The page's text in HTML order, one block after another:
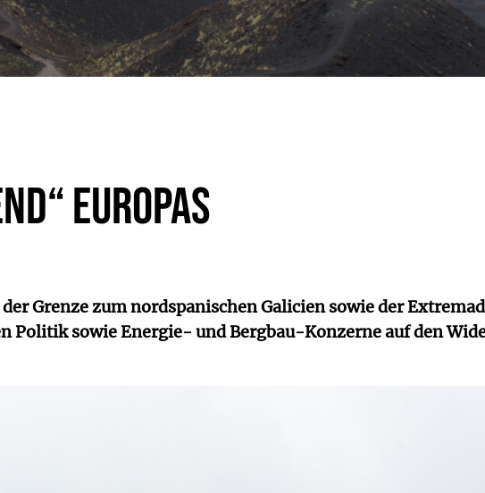
Europas
Grenze zum nordspanischen Galicien sowie der
Politik sowie Energie- und Bergbau-Konzerne auf den